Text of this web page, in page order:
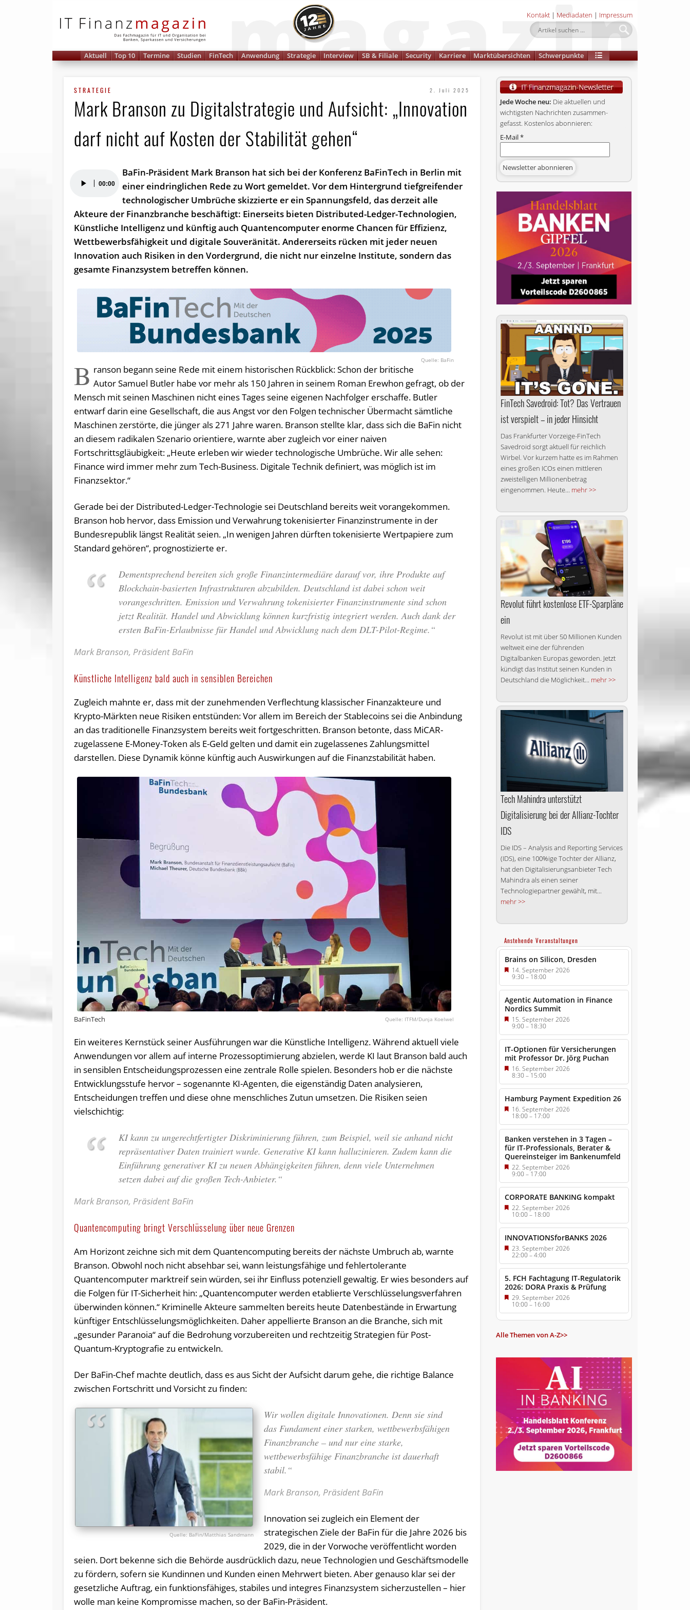
Kontakt | Mediadaten | Impressum
Aktuell Top 10 Termine Studien FinTech Anwendung Strategie Interview SB & Filiale Security Karriere Marktübersichten Schwerpunkte
STRATEGIE 2. Juli 2025
Mark Branson zu Digitalstrategie und Aufsicht: „Innovation
darf nicht auf Kosten der Stabilität gehen“
Player 00:00
BaFin-Präsident Mark Branson hat sich bei der Konferenz BaFinTech in Berlin mit
einer eindringlichen Rede zu Wort gemeldet. Vor dem Hintergrund tiefgreifender
technologischer Umbrüche skizzierte er ein Spannungsfeld, das derzeit alle
Akteure der Finanzbranche beschäftigt: Einerseits bieten Distributed-Ledger-Technologien,
Künstliche Intelligenz und künftig auch Quantencomputer enorme Chancen für Effizienz,
Wettbewerbsfähigkeit und digitale Souveränität. Andererseits rücken mit jeder neuen
Innovation auch Risiken in den Vordergrund, die nicht nur einzelne Institute, sondern das
gesamte Finanzsystem betreffen können.
BaFin
B ranson begann seine Rede mit einem historischen Rückblick: Schon der britische
Autor Samuel Butler habe vor mehr als 150 Jahren in seinem Roman Erewhon gefragt, ob der
Mensch mit seinen Maschinen nicht eines Tages seine eigenen Nachfolger erschaffe. Butler
entwarf darin eine Gesellschaft, die aus Angst vor den Folgen technischer Übermacht sämtliche
Maschinen zerstörte, die jünger als 271 Jahre waren. Branson stellte klar, dass sich die BaFin nicht
an diesem radikalen Szenario orientiere, warnte aber zugleich vor einer naiven
Fortschrittsgläubigkeit: „Heute erleben wir wieder technologische Umbrüche. Wir alle sehen:
Finance wird immer mehr zum Tech-Business. Digitale Technik definiert, was möglich ist im
Finanzsektor.“
Gerade bei der Distributed-Ledger-Technologie sei Deutschland bereits weit vorangekommen.
Branson hob hervor, dass Emission und Verwahrung tokenisierter Finanzinstrumente in der
Bundesrepublik längst Realität seien. „In wenigen Jahren dürften tokenisierte Wertpapiere zum
Standard gehören“, prognostizierte er.
Dementsprechend bereiten sich große Finanzintermediäre darauf vor, ihre Produkte auf
Blockchain-basierten Infrastrukturen abzubilden. Deutschland ist dabei schon weit
vorangeschritten. Emission und Verwahrung tokenisierter Finanzinstrumente sind schon
jetzt Realität. Handel und Abwicklung können kurzfristig integriert werden. Auch dank der
ersten BaFin-Erlaubnisse für Handel und Abwicklung nach dem DLT-Pilot-Regime.“
Mark Branson, Präsident BaFin
Künstliche Intelligenz bald auch in sensiblen Bereichen
Zugleich mahnte er, dass mit der zunehmenden Verflechtung klassischer Finanzakteure und
Krypto-Märkten neue Risiken entstünden: Vor allem im Bereich der Stablecoins sei die Anbindung
an das traditionelle Finanzsystem bereits weit fortgeschritten. Branson betonte, dass MiCAR-
zugelassene E-Money-Token als E-Geld gelten und damit ein zugelassenes Zahlungsmittel
darstellen. Diese Dynamik könne künftig auch Auswirkungen auf die Finanzstabilität haben.
BaFinTech ITFM/Dunja Koelwel
Ein weiteres Kernstück seiner Ausführungen war die Künstliche Intelligenz. Während aktuell viele
Anwendungen vor allem auf interne Prozessoptimierung abzielen, werde KI laut Branson bald auch
in sensiblen Entscheidungsprozessen eine zentrale Rolle spielen. Besonders hob er die nächste
Entwicklungsstufe hervor – sogenannte KI-Agenten, die eigenständig Daten analysieren,
Entscheidungen treffen und diese ohne menschliches Zutun umsetzen. Die Risiken seien
vielschichtig:
KI kann zu ungerechtfertigter Diskriminierung führen, zum Beispiel, weil sie anhand nicht
repräsentativer Daten trainiert wurde. Generative KI kann halluzinieren. Zudem kann die
Einführung generativer KI zu neuen Abhängigkeiten führen, denn viele Unternehmen
setzen dabei auf die großen Tech-Anbieter.“
Mark Branson, Präsident BaFin
Quantencomputing bringt Verschlüsselung über neue Grenzen
Am Horizont zeichne sich mit dem Quantencomputing bereits der nächste Umbruch ab, warnte
Branson. Obwohl noch nicht absehbar sei, wann leistungsfähige und fehlertolerante
Quantencomputer marktreif sein würden, sei ihr Einfluss potenziell gewaltig. Er wies besonders auf
die Folgen für IT-Sicherheit hin: „Quantencomputer werden etablierte Verschlüsselungsverfahren
überwinden können.“ Kriminelle Akteure sammelten bereits heute Datenbestände in Erwartung
künftiger Entschlüsselungsmöglichkeiten. Daher appellierte Branson an die Branche, sich mit
„gesunder Paranoia“ auf die Bedrohung vorzubereiten und rechtzeitig Strategien für Post-
Quantum-Kryptografie zu entwickeln.
Der BaFin-Chef machte deutlich, dass es aus Sicht der Aufsicht darum gehe, die richtige Balance
zwischen Fortschritt und Vorsicht zu finden:
BaFin/Matthias Sandmann
Wir wollen digitale Innovationen. Denn sie sind
das Fundament einer starken, wettbewerbsfähigen
Finanzbranche – und nur eine starke,
wettbewerbsfähige Finanzbranche ist dauerhaft
stabil.“
Mark Branson, Präsident BaFin
Innovation sei zugleich ein Element der
strategischen Ziele der BaFin für die Jahre 2026 bis
2029, die in der Vorwoche veröffentlicht worden
seien. Dort bekenne sich die Behörde ausdrücklich dazu, neue Technologien und Geschäftsmodelle
zu fördern, sofern sie Kundinnen und Kunden einen Mehrwert bieten. Aber genauso klar sei der
gesetzliche Auftrag, ein funktionsfähiges, stabiles und integres Finanzsystem sicherzustellen – hier
wolle man keine Kompromisse machen, so der BaFin-Präsident.
Jede Woche neu: Die aktuellen und
wichtigsten Nachrichten zusammen­
gefasst. Kostenlos abonnieren:
E-Mail*
FinTech Savedroid: Tot? Das Vertrauen
ist verspielt – in jeder Hinsicht
Das Frankfurter Vorzeige-FinTech
Savedroid sorgt aktuell für reichlich
Wirbel. Vor kurzem hatte es im Rahmen
eines großen ICOs einen mittleren
zweistelligen Millionenbetrag
eingenommen. Heute... mehr >>
Revolut führt kostenlose ETF-Sparpläne
ein
Revolut ist mit über 50 Millionen Kunden
weltweit eine der führenden
Digitalbanken Europas geworden. Jetzt
kündigt das Institut seinen Kunden in
Deutschland die Möglichkeit... mehr >>
Tech Mahindra unterstützt
Digitalisierung bei der Allianz-Tochter
IDS
Die IDS – Analysis and Reporting Services
(IDS), eine 100%ige Tochter der Allianz,
hat den Digitalisierungsanbieter Tech
Mahindra als einen seiner
Technologiepartner gewählt, mit...
mehr >>
Anstehende Veranstaltungen
Brains on Silicon, Dresden
14. September 2026
9:30–18:00
Agentic Automation in Finance
Nordics Summit
15. September 2026
9:00–18:30
IT-Optionen für Versicherungen
mit Professor Dr. Jörg Puchan
16. September 2026
8:30–15:00
Hamburg Payment Expedition 26
16. September 2026
18:00– 17:00
Banken verstehen in 3 Tagen –
für IT-Professionals, Berater &
Quereinsteiger im Bankenumfeld
22. September 2026
9:00–17:00
CORPORATE BANKING kompakt
22. September 2026
10:00– 18:00
INNOVATIONSforBANKS 2026
23. September 2026
22:00–4:00
5. FCH Fachtagung IT-Regulatorik
2026: DORA Praxis & Prüfung
29. September 2026
10:00– 16:00
Alle Themen von A-Z>>